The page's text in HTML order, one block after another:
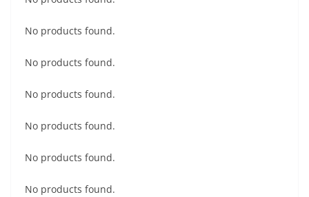
No products found.
No products found.
No products found.
No products found.
No products found.
No products found.